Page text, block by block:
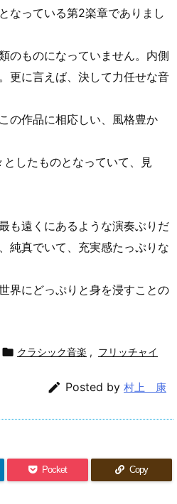
なっている第2楽章でありまし
のものになっていません。内側
更に言えば、決して力任せな音
の作品に相応しい、風格豊か
したものとなっていて、見
も遠くにあるような演奏ぶりだ
純真でいて、充実感たっぷりな
界にどっぷりと身を浸すことの
 クラシック音楽 , フリッチャイ
 Posted by 村上 康
Pocket Copy